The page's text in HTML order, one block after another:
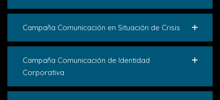
Campaña Comunicación en Situación de Crisis
Campaña Comunicación de Identidad
Corporativa